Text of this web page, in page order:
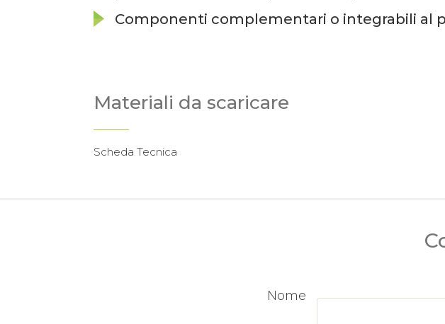
Componenti complementari o integrabili al
Materiali da scaricare
Scheda Tecnica
Nome